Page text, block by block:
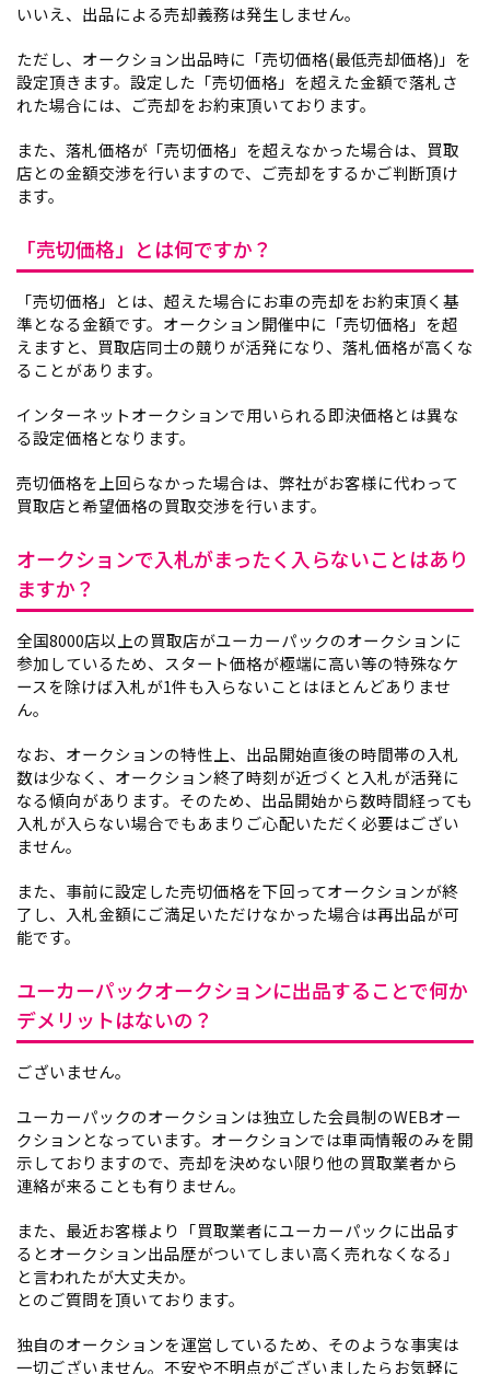
いいえ、出品による売却義務は発生しません。
ただし、オークション出品時に「売切価格(最低売却価格)」を
設定頂きます。設定した「売切価格」を超えた金額で落札さ
れた場合には、ご売却をお約束頂いております。
また、落札価格が「売切価格」を超えなかった場合は、買取
店との金額交渉を行いますので、ご売却をするかご判断頂け
ます。
「売切価格」とは何ですか？
「売切価格」とは、超えた場合にお車の売却をお約束頂く基
準となる金額です。オークション開催中に「売切価格」を超
えますと、買取店同士の競りが活発になり、落札価格が高くな
ることがあります。
インターネットオークションで用いられる即決価格とは異な
る設定価格となります。
売切価格を上回らなかった場合は、弊社がお客様に代わって
買取店と希望価格の買取交渉を行います。
オークションで入札がまったく入らないことはあり
ますか？
全国8000店以上の買取店がユーカーパックのオークションに
参加しているため、スタート価格が極端に高い等の特殊なケ
ースを除けば入札が1件も入らないことはほとんどありませ
ん。
なお、オークションの特性上、出品開始直後の時間帯の入札
数は少なく、オークション終了時刻が近づくと入札が活発に
なる傾向があります。そのため、出品開始から数時間経っても
入札が入らない場合でもあまりご心配いただく必要はござい
ません。
また、事前に設定した売切価格を下回ってオークションが終
了し、入札金額にご満足いただけなかった場合は再出品が可
能です。
ユーカーパックオークションに出品することで何か
デメリットはないの？
ございません。
ユーカーパックのオークションは独立した会員制のWEBオー
クションとなっています。オークションでは車両情報のみを開
示しておりますので、売却を決めない限り他の買取業者から
連絡が来ることも有りません。
また、最近お客様より「買取業者にユーカーパックに出品す
るとオークション出品歴がついてしまい高く売れなくなる」
と言われたが大丈夫か。
とのご質問を頂いております。
独自のオークションを運営しているため、そのような事実は
一切ございません。不安や不明点がございましたらお気軽に